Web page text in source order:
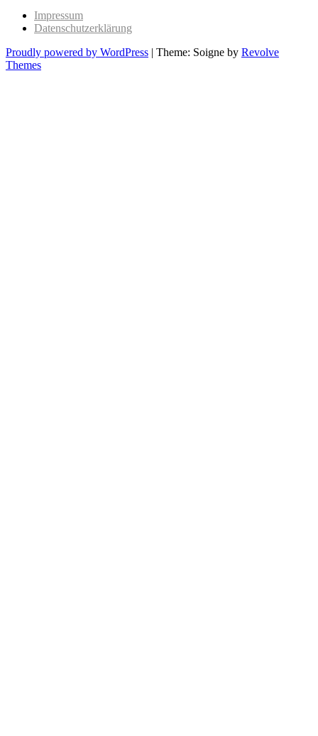
Impressum
Datenschutzerklärung
Proudly powered by WordPress | Theme: Soigne by Revolve
Themes